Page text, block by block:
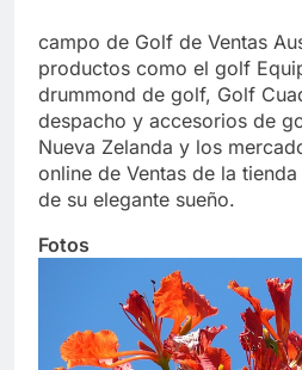
campo de Golf de Ventas
productos como el golf
drummond de golf, Golf
despacho y accesorios de
Nueva Zelanda y los
online de Ventas de la
de su elegante sueño.
Fotos